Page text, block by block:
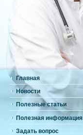
Главная
Новости
Полезные статьи
Полезная информация
Задать вопрос